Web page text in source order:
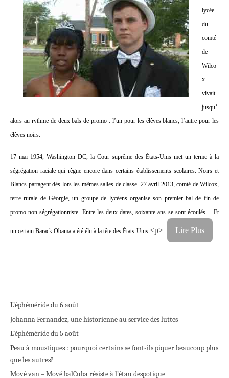
lycée
du
comté
de
Wilco
x
vivait
jusqu’
alors au rythme de deux bals de promo : l’un pour les élèves blancs, l’autre pour les
élèves noirs.
17 mai 1954, Washington DC, la Cour suprême des États-Unis met un terme à la
ségrégation raciale qui règne encore dans certains établissements scolaires. Noirs et
Blancs partagent dès lors les mêmes salles de classe. 27 avril 2013, comté de Wilcox,
terre rurale de Géorgie, un groupe de lycéens organise son premier bal de fin de
promo non ségrégationniste. Entre les deux dates, soixante ans se sont écoulés… Et
un certain Barack Obama a été élu à la tête des États-Unis.<p> Lire Plus
L’éphéméride du 6 août
Johanna Fernandez, une historienne au service des luttes
L’éphéméride du 5 août
Peau à moustiques : pourquoi certains se font-ils piquer beaucoup plus
que les autres?
Mové van – Mové balCuba résiste à l’étau despotique